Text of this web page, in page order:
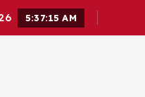
5:37:16 AM